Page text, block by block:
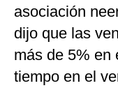
asociación
dijo que las
más de 5% en
tiempo en el